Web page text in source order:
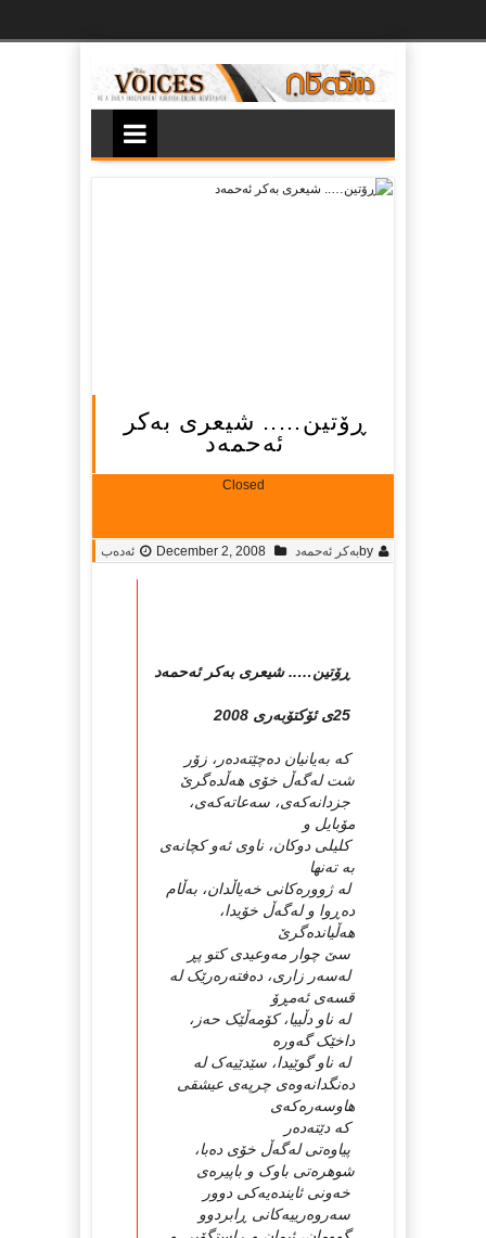
ڕۆتین….. شیعری به‌کر
ئه‌حمه‌د
Closed
byبه‌کر ئه‌حمه‌د December 2, 2008 ئەدەب
ڕۆتین….. شیعری به‌کر ئه‌حمه‌د
که‌ به‌یانیان ده‌چێته‌ده‌ر، زۆر
شت له‌گه‌ڵ خۆی هه‌ڵده‌گرێ
جزدانه‌که‌ی، سه‌عاته‌که‌ی،
مۆبایل و
کلیلی دوکان، ناوی ئه‌و کچانه‌ی
به‌ ته‌نها
له‌ ژووره‌کانی خه‌یاڵدان، به‌ڵام
ده‌ڕوا و له‌گه‌ڵ خۆیدا،
هه‌ڵیانده‌گرێ
سێ چوار مه‌وعیدی کتو پڕ
له‌سه‌ر زاری، ده‌فته‌ره‌رێک له‌
قسه‌ی ئه‌مڕۆ
له‌ ناو دڵییا، کۆمه‌ڵێک حه‌ز،
داخێک گه‌وره‌
له‌ ناو گوێیدا، سێدێیه‌ک له‌
ده‌نگدانه‌وه‌ی چرپه‌ی عیشقی
هاوسه‌ره‌که‌ی
که‌ دێته‌ده‌ر
پیاوه‌تی له‌گه‌ڵ خۆی ده‌با،
شوهره‌تی باوک و باپیره‌ی
خه‌ونی ئاینده‌یه‌کی دوور
سه‌روه‌رییه‌کانی ڕابردوو